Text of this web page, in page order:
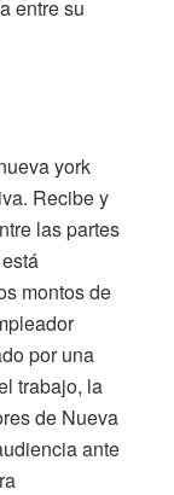
entre su
york
Recibe y
las partes
montos de
por una
trabajo, la
de Nueva
ante